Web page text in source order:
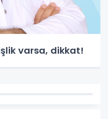
varsa, dikkat!